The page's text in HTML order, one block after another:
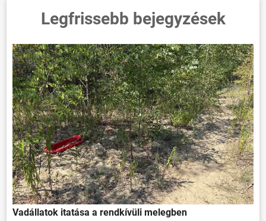
Legfrissebb bejegyzések
Vadállatok itatása a rendkívüli melegben